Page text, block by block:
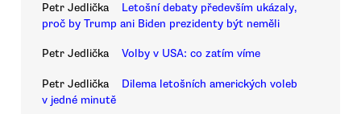
Petr Jedlička
Letošní debaty především ukázaly,
proč by Trump ani Biden prezidenty být neměli
Petr Jedlička Volby v USA: co zatím víme
Petr Jedlička
Dilema letošních amerických voleb
v jedné minutě